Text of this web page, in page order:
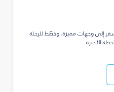
إلى وجهات مميزة، وخطّط للرحلة
الأخيرة.